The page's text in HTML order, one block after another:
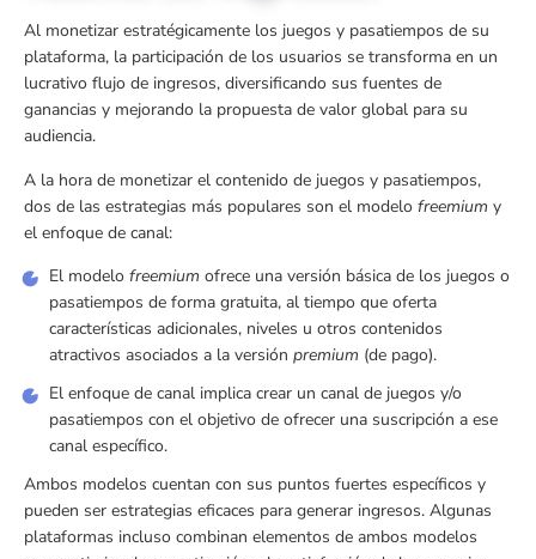
Al monetizar estratégicamente los juegos y pasatiempos de su
plataforma, la participación de los usuarios se transforma en un
lucrativo flujo de ingresos, diversificando sus fuentes de
ganancias y mejorando la propuesta de valor global para su
audiencia.
A la hora de monetizar el contenido de juegos y pasatiempos,
dos de las estrategias más populares son el modelo freemium y
el enfoque de canal:
El modelo freemium ofrece una versión básica de los juegos o
pasatiempos de forma gratuita, al tiempo que oferta
características adicionales, niveles u otros contenidos
atractivos asociados a la versión premium (de pago).
El enfoque de canal implica crear un canal de juegos y/o
pasatiempos con el objetivo de ofrecer una suscripción a ese
canal específico.
Ambos modelos cuentan con sus puntos fuertes específicos y
pueden ser estrategias eficaces para generar ingresos. Algunas
plataformas incluso combinan elementos de ambos modelos